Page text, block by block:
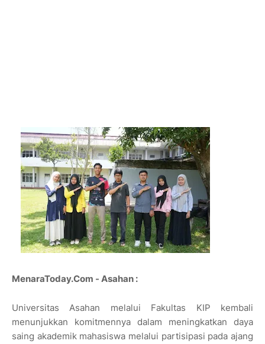
MenaraToday.Com - Asahan :
Universitas Asahan melalui Fakultas KIP kembali
menunjukkan komitmennya dalam meningkatkan daya
saing akademik mahasiswa melalui partisipasi pada ajang